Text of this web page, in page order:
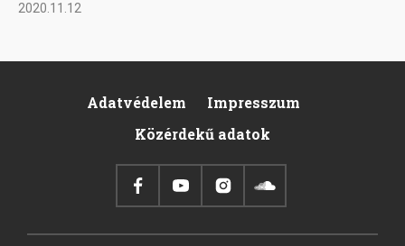
2020.11.12
Footer
Adatvédelem
Impresszum
Közérdekű adatok